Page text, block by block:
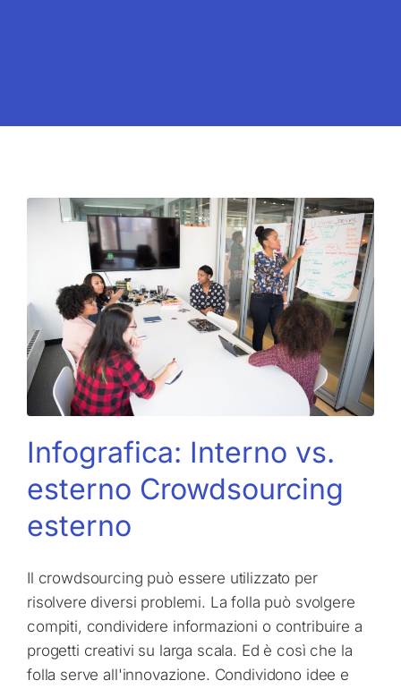
Infografica: Interno vs.
esterno Crowdsourcing
esterno
Il crowdsourcing può essere utilizzato per
risolvere diversi problemi. La folla può svolgere
compiti, condividere informazioni o contribuire a
progetti creativi su larga scala. Ed è così che la
folla serve all'innovazione. Condividono idee e